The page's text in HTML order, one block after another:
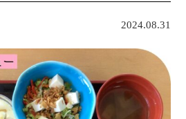
2024.08.31